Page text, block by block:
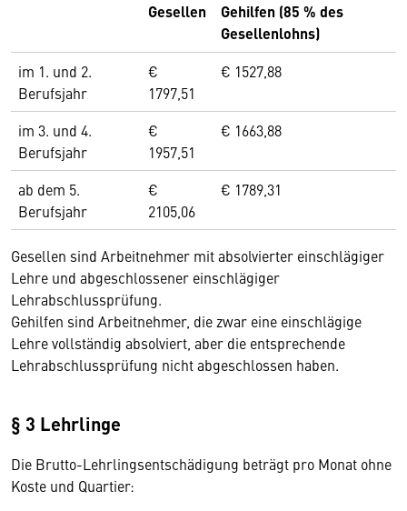
Gesellen
Gehilfen (85 % des
Gesellenlohns)
im 1. und 2.
Berufsjahr
€
1797,51
€ 1527,88
im 3. und 4.
Berufsjahr
€
1957,51
€ 1663,88
ab dem 5.
Berufsjahr
€
2105,06
€ 1789,31
Gesellen sind Arbeitnehmer mit absolvierter einschlägiger
Lehre und abgeschlossener einschlägiger
Lehrabschlussprüfung.
Gehilfen sind Arbeitnehmer, die zwar eine einschlägige
Lehre vollständig absolviert, aber die entsprechende
Lehrabschlussprüfung nicht abgeschlossen haben.
§ 3 Lehrlinge
Die Brutto-Lehrlingsentschädigung beträgt pro Monat ohne
Koste und Quartier: